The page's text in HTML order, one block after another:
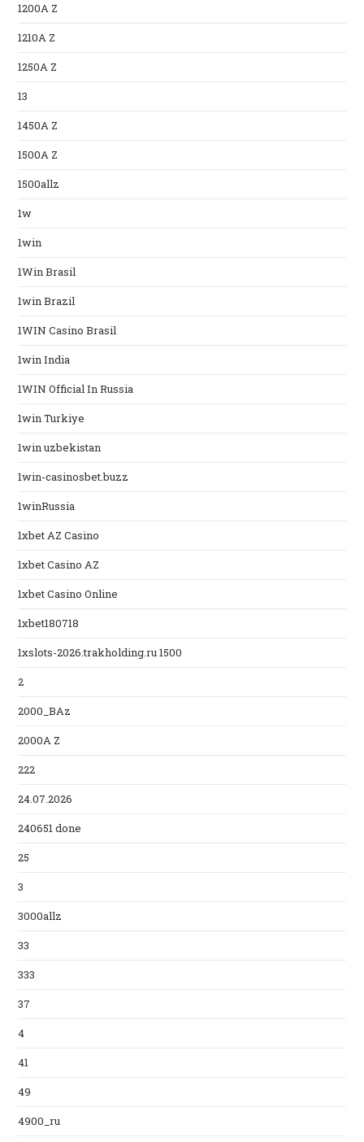
1200A Z
1210A Z
1250A Z
13
1450A Z
1500A Z
1500allz
1w
1win
1Win Brasil
1win Brazil
1WIN Casino Brasil
1win India
1WIN Official In Russia
1win Turkiye
1win uzbekistan
1win-casinosbet.buzz
1winRussia
1xbet AZ Casino
1xbet Casino AZ
1xbet Casino Online
1xbet180718
1xslots-2026.trakholding.ru 1500
2
2000_BAz
2000A Z
222
24.07.2026
240651 done
25
3
3000allz
33
333
37
4
41
49
4900_ru